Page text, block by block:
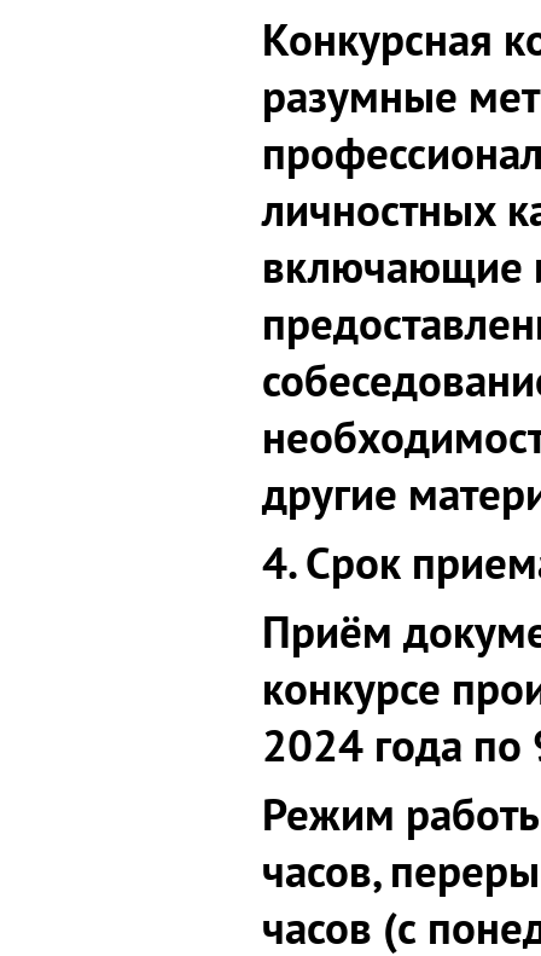
Конкурсная
разумные
личностных
включающие
другие
4.Срок
Приём
конкурсе
2024 года по
Режим
часов,
часов (с